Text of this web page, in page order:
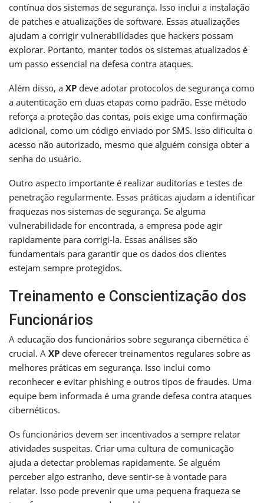
contínua dos sistemas de segurança. Isso inclui a instalação
de patches e atualizações de software. Essas atualizações
ajudam a corrigir vulnerabilidades que hackers possam
explorar. Portanto, manter todos os sistemas atualizados é
um passo essencial na defesa contra ataques.
Além disso, a XP deve adotar protocolos de segurança como
a autenticação em duas etapas como padrão. Esse método
reforça a proteção das contas, pois exige uma confirmação
adicional, como um código enviado por SMS. Isso dificulta o
acesso não autorizado, mesmo que alguém consiga obter a
senha do usuário.
Outro aspecto importante é realizar auditorias e testes de
penetração regularmente. Essas práticas ajudam a identificar
fraquezas nos sistemas de segurança. Se alguma
vulnerabilidade for encontrada, a empresa pode agir
rapidamente para corrigi-la. Essas análises são
fundamentais para garantir que os dados dos clientes
estejam sempre protegidos.
Treinamento e Conscientização dos
Funcionários
A educação dos funcionários sobre segurança cibernética é
crucial. A XP deve oferecer treinamentos regulares sobre as
melhores práticas em segurança. Isso inclui como
reconhecer e evitar phishing e outros tipos de fraudes. Uma
equipe bem informada é uma grande defesa contra ataques
cibernéticos.
Os funcionários devem ser incentivados a sempre relatar
atividades suspeitas. Criar uma cultura de comunicação
ajuda a detectar problemas rapidamente. Se alguém
perceber algo estranho, deve sentir-se à vontade para
relatar. Isso pode prevenir que uma pequena fraqueza se